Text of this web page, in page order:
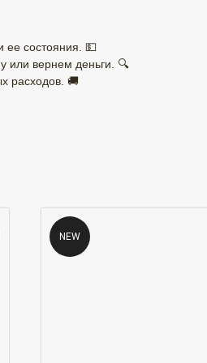
ее состояния. 💵
или вернем деньги. 🔍
расходов. 🚚
NEW